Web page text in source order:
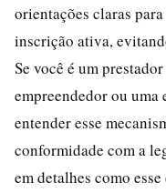
orientações claras
inscrição ativa,
Se você é um
empreendedor ou uma
entender esse
conformidade com a
em detalhes como